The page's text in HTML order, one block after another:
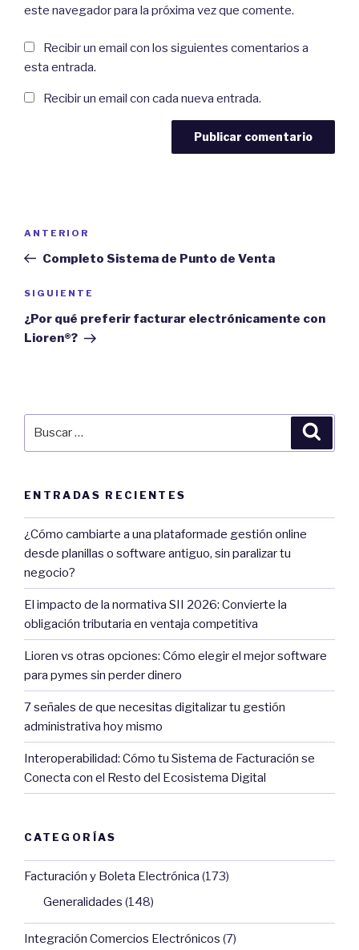
este navegador para la próxima vez que comente.
Recibir un email con los siguientes comentarios a
esta entrada.
Recibir un email con cada nueva entrada.
entradas
Previous
Post
ANTERIOR
Completo Sistema de Punto de Venta
Next
Post
SIGUIENTE
¿Por qué preferir facturar electrónicamente con
Lioren®?
ENTRADAS RECIENTES
¿Cómo cambiarte a una plataformade gestión online
desde planillas o software antiguo, sin paralizar tu
negocio?
El impacto de la normativa SII 2026: Convierte la
obligación tributaria en ventaja competitiva
Lioren vs otras opciones: Cómo elegir el mejor software
para pymes sin perder dinero
7 señales de que necesitas digitalizar tu gestión
administrativa hoy mismo
Interoperabilidad: Cómo tu Sistema de Facturación se
Conecta con el Resto del Ecosistema Digital
CATEGORÍAS
Facturación y Boleta Electrónica (173)
Generalidades (148)
Integración Comercios Electrónicos (7)